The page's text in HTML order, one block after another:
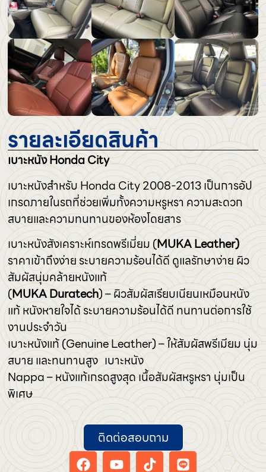
รายละเอียดสินค้า
เบาะหนัง Honda City
เบาะหนังสำหรับ Honda City 2008-2013 เป็นการอัป
เกรดภายในรถที่ช่วยเพิ่มทั้งความหรูหรา ความสะดวก
สบายและความทนทานของห้องโดยสาร
เบาะหนังสังเคราะห์เกรดพรีเมี่ยม (MUKA Leather)
ราคาเข้าถึงง่าย ระบายความร้อนได้ดี ดูแลรักษาง่าย ผิว
สัมผัสนุ่มคล้ายหนังแท้
(MUKA Duratech) – ผิวสัมผัสเรียบเนียนเหมือนหนัง
แท้ หนังหายใจได้ ระบายความร้อนได้ดี ทนทานต่อการใช้
งานประจำวัน
เบาะหนังแท้ (Genuine Leather) – ให้สัมผัสพรีเมียม นุ่ม
สบาย และทนทานสูง เบาะหนัง
Nappa – หนังแท้เกรดสูงสุด เนื้อสัมผัสหรูหรา นุ่มเป็น
พิเศษ
ติดต่อสอบถาม